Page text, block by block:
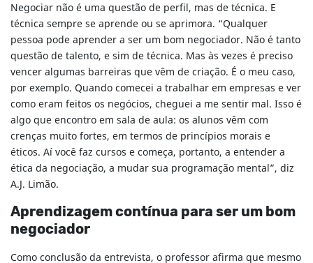
Negociar não é uma questão de perfil, mas de técnica. E
técnica sempre se aprende ou se aprimora. “Qualquer
pessoa pode aprender a ser um bom negociador. Não é tanto
questão de talento, e sim de técnica. Mas às vezes é preciso
vencer algumas barreiras que vêm de criação. É o meu caso,
por exemplo. Quando comecei a trabalhar em empresas e ver
como eram feitos os negócios, cheguei a me sentir mal. Isso é
algo que encontro em sala de aula: os alunos vêm com
crenças muito fortes, em termos de princípios morais e
éticos. Aí você faz cursos e começa, portanto, a entender a
ética da negociação, a mudar sua programação mental”, diz
A.J. Limão.
Aprendizagem contínua para ser um bom
negociador
Como conclusão da entrevista, o professor afirma que mesmo